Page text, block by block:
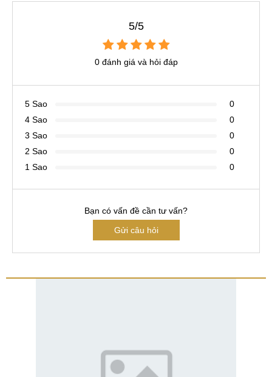
5/5
0 đánh giá và hỏi đáp
5 Sao
0
4 Sao
0
3 Sao
0
2 Sao
0
1 Sao
0
Bạn có vấn đề cần tư vấn?
Gửi câu hỏi